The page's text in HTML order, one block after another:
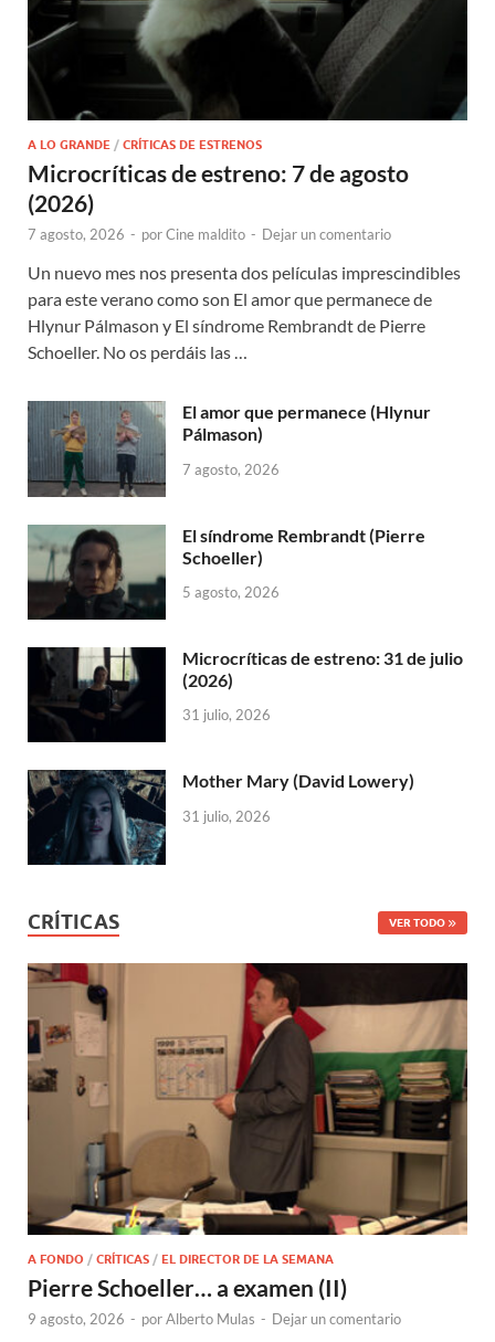
A LO GRANDE / CRÍTICAS DE ESTRENOS
Microcríticas de estreno: 7 de agosto
(2026)
7 agosto, 2026 - porCine maldito - Dejar un comentario
Un nuevo mes nos presenta dos películas imprescindibles
para este verano como son El amor que permanece de
Hlynur Pálmason y El síndrome Rembrandt de Pierre
Schoeller. No os perdáis las …
El amor que permanece (Hlynur
Pálmason)
7 agosto, 2026
El síndrome Rembrandt (Pierre
Schoeller)
5 agosto, 2026
Microcríticas de estreno: 31 de julio
(2026)
31 julio, 2026
Mother Mary (David Lowery)
31 julio, 2026
CRÍTICAS VER TODO
A FONDO / CRÍTICAS / EL DIRECTOR DE LA SEMANA
Pierre Schoeller… a examen (II)
9 agosto, 2026 - porAlberto Mulas - Dejar un comentario